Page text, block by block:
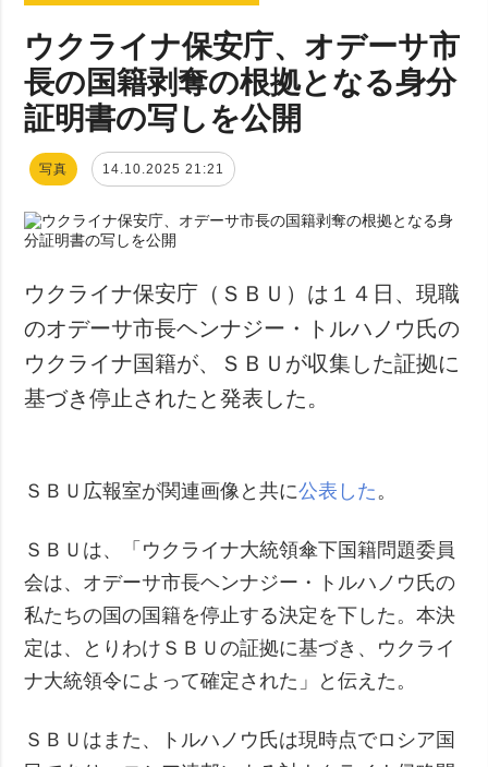
ウクライナ保安庁、オデーサ市
長の国籍剥奪の根拠となる身分
証明書の写しを公開
写真 14.10.2025 21:21
ウクライナ保安庁（ＳＢＵ）は１４日、現職
のオデーサ市長ヘンナジー・トルハノウ氏の
ウクライナ国籍が、ＳＢＵが収集した証拠に
基づき停止されたと発表した。
ＳＢＵ広報室が関連画像と共に公表した 。
ＳＢＵは、「ウクライナ大統領傘下国籍問題委員
会は、オデーサ市長ヘンナジー・トルハノウ氏の
私たちの国の国籍を停止する決定を下した。本決
定は、とりわけＳＢＵの証拠に基づき、ウクライ
ナ大統領令によって確定された」と伝えた。
ＳＢＵはまた、トルハノウ氏は現時点でロシア国